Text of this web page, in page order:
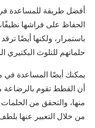
أفضل طريقة للمساعدة
الحفاظ على فراشها
باستمرار، ولكنها أيضًا
حلماتهم للتلوث البكتيري
يمكنك أيضًا المساعدة في
أن القطط تقوم
منها، والتحقق من
من خلال التعبير عنها